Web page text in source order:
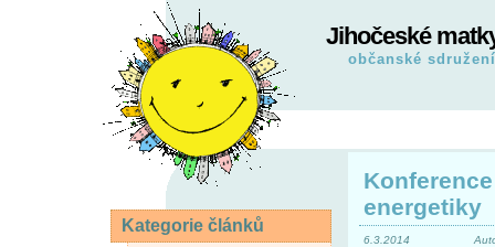
Jihočeské
občanské sdružení
energetiky
6.3.2014
Kategorie článků